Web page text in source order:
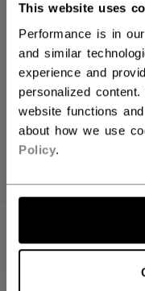
This website uses
Performance is in
and similar
experience and
personalized
website functions
about how we use
Policy.
Kostenfreie
ANGABEN